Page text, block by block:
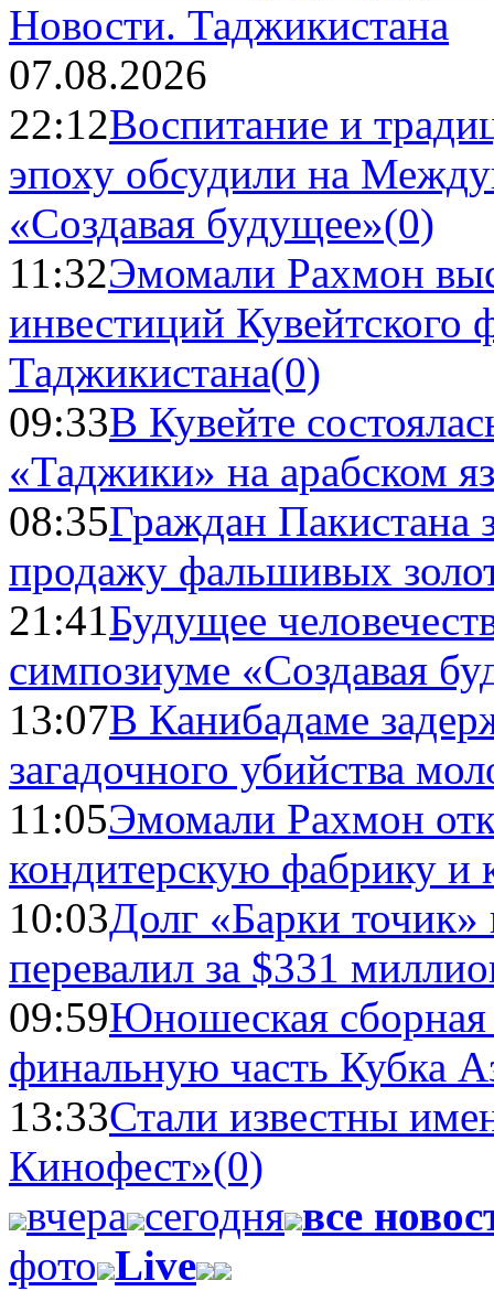
Новости. Таджикистана
07.08.2026
22:12Воспитание и
эпоху обсудили на
«Создавая будущее»(0)
11:32Эмомали Рахмон
инвестиций Кувейтского
Таджикистана(0)
09:33В Кувейте
«Таджики» на арабском
08:35Граждан Пакистана
продажу фальшивых
21:41Будущее
симпозиуме «Создавая
13:07В Канибадаме
загадочного убийства
11:05Эмомали Рахмон
кондитерскую фабрику и
10:03Долг «Барки
перевалил за $331
09:59Юношеская
финальную часть Кубка
13:33Стали известны
Кинофест»(0)
вчера сегодня все
фото Live